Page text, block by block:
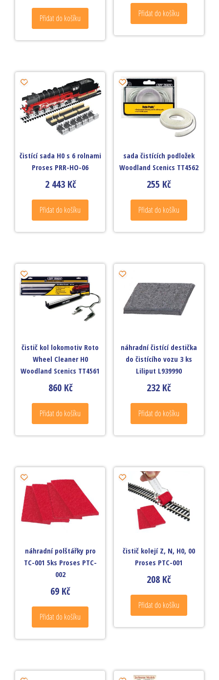
Přidat do košíku Přidat do košíku
čistící sada H0 s 6 rolnami
Proses PRR-HO-06
2 443 Kč
Přidat do košíku
sada čistících podložek
Woodland Scenics TT4562
255 Kč
Přidat do košíku
čistič kol lokomotiv Roto
Wheel Cleaner H0
Woodland Scenics TT4561
860 Kč
Přidat do košíku
náhradní čistící destička
do čistícího vozu 3 ks
Liliput L939990
232 Kč
Přidat do košíku
náhradní polštářky pro
TC-001 5ks Proses PTC-
002
69 Kč
Přidat do košíku
čistič kolejí Z, N, H0, 00
Proses PTC-001
208 Kč
Přidat do košíku